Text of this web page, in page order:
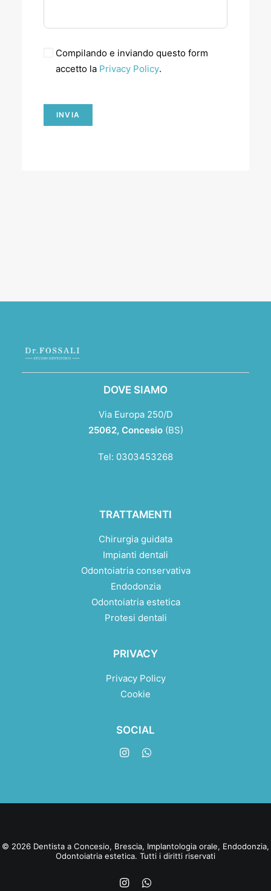
Compilando e inviando questo form
accetto la Privacy Policy.
INVIA
DOVE SIAMO
Via Europa 250/D
25062, Concesio (BS)
Tel: 0303453268
TRATTAMENTI
Chirurgia guidata
Impianti dentali
Odontoiatria conservativa
Endodonzia
Odontoiatria estetica
Protesi dentali
PRIVACY
Privacy Policy
Cookie
SOCIAL
© 2026 Dentista a Concesio, Brescia, Implantologia orale, Endodonzia,
Odontoiatria estetica. Tutti i diritti riservati